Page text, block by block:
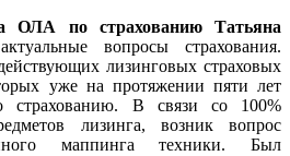
ОЛА по страхованию Татьяна
вопросы страхования.
лизинговых страховых
уже на протяжении пяти лет
страхованию. В связи со 100%
лизинга, возник вопрос
маппинга техники. Был